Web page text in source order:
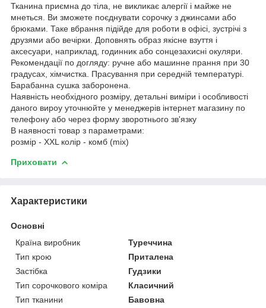
Тканина приємна до тіла, не викликає алергії і майже не
мнеться. Ви зможете поєднувати сорочку з джинсами або
брюками. Таке вбрання підійде для роботи в офісі, зустрічі з
друзями або вечірки. Доповнять образ якісне взуття і
аксесуари, наприклад, годинник або сонцезахисні окуляри.
Рекомендації по догляду: ручне або машинне прання при 30
градусах, хімчистка. Прасування при середній температурі.
Барабанна сушка заборонена.
Наявність необхідного розміру, детальні виміри і особливості
даного вироу уточнюйте у менеджерів інтернет магазину по
телефону або через форму зворотнього зв'язку
В наявності товар з параметрами:
розмір - XXL колір - комб (mix)
Приховати
Характеристики
Основні
Країна виробник
Туреччина
Тип крою
Приталена
Застібка
Гудзики
Тип сорочкового коміра
Класичний
Тип тканини
Бавовна